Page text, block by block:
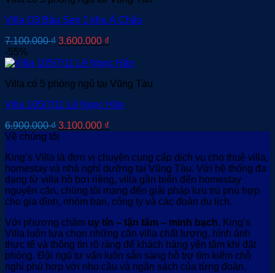
Villa O3 Bàu Sen 1 khu Á Châu
7.100.000₫ Giá
là:
3.600.000 ₫
tại
3.600.000 ₫.
-55%
Villa có 5 phòng ngủ tại Vũng Tàu
Villa 105/7/11 Lê Ngọc Hân
6.900.000₫ Giá
gốc
6.900.000 ₫.
3.100.000 ₫
là:
3.100.000 ₫.
Về chúng tôi
King’s Villa là đơn vị chuyên cung cấp dịch vụ cho thuê villa,
homestay và nhà nghỉ dưỡng tại Vũng Tàu. Với hệ thống đa
dạng từ villa hồ bơi riêng, villa gần biển đến homestay
nguyên căn, chúng tôi mang đến giải pháp lưu trú phù hợp
cho gia đình, nhóm bạn, công ty và các đoàn du lịch.
Với phương châm uy tín – tận tâm – minh bạch, King’s
Villa luôn lựa chọn những căn villa chất lượng, hình ảnh
thực tế và thông tin rõ ràng để khách hàng yên tâm khi đặt
phòng. Đội ngũ tư vấn luôn sẵn sàng hỗ trợ tìm kiếm chỗ
nghỉ phù hợp với nhu cầu và ngân sách của từng đoàn.